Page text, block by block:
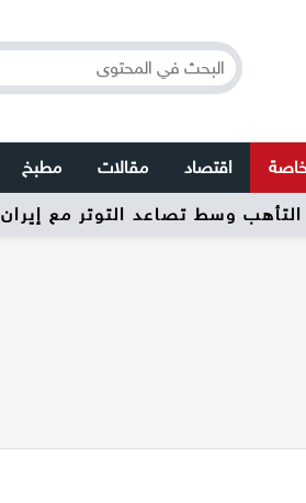
خاصة اقتصاد مقالات مطبخ
التأهب وسط تصاعد التوتر مع إيران